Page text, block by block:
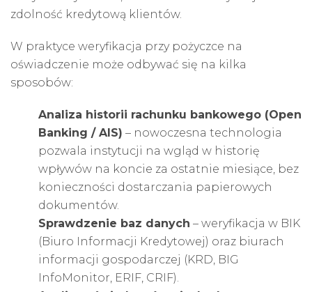
zdolność kredytową klientów.
W praktyce weryfikacja przy pożyczce na
oświadczenie może odbywać się na kilka
sposobów:
Analiza historii rachunku bankowego (Open
Banking / AIS) – nowoczesna technologia
pozwala instytucji na wgląd w historię
wpływów na koncie za ostatnie miesiące, bez
konieczności dostarczania papierowych
dokumentów.
Sprawdzenie baz danych – weryfikacja w BIK
(Biuro Informacji Kredytowej) oraz biurach
informacji gospodarczej (KRD, BIG
InfoMonitor, ERIF, CRIF).